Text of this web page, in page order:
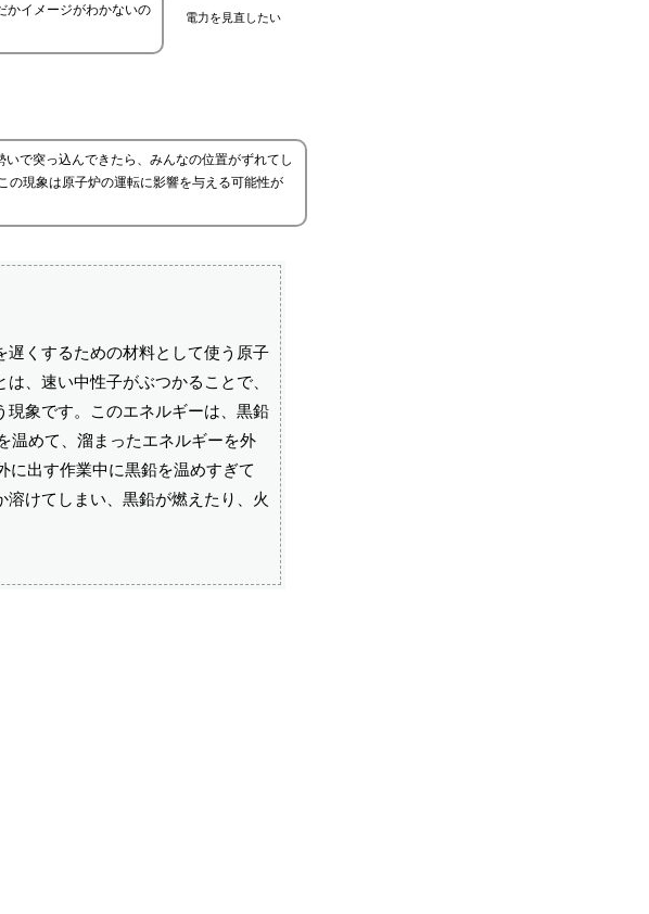
電力を見直したい
イメージがわかないの
で突っ込んできたら、みんなの位置がずれてし
の現象は原子炉の運転に影響を与える可能性が
遅くするための材料として使う原子
、速い中性子がぶつかることで、
象です。このエネルギーは、黒鉛
温めて、溜まったエネルギーを外
に出す作業中に黒鉛を温めすぎて
けてしまい、黒鉛が燃えたり、火